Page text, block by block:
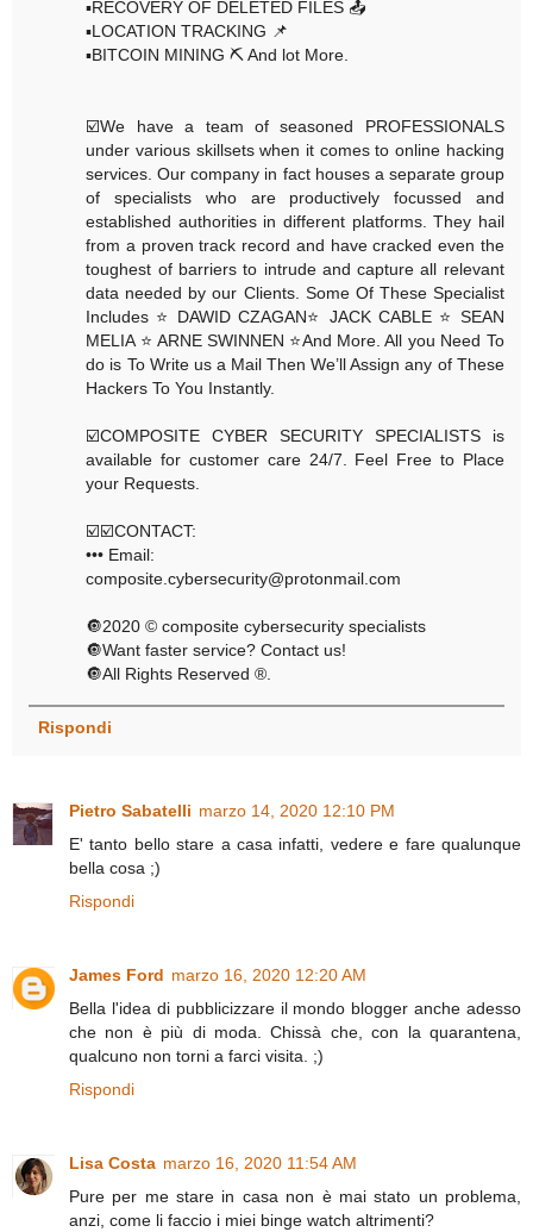
▪️RECOVERY OF DELETED FILES 📤
▪️LOCATION TRACKING 📌
▪️BITCOIN MINING ⛏ And lot More.
☑️We have a team of seasoned PROFESSIONALS
under various skillsets when it comes to online hacking
services. Our company in fact houses a separate group
of specialists who are productively focussed and
established authorities in different platforms. They hail
from a proven track record and have cracked even the
toughest of barriers to intrude and capture all relevant
data needed by our Clients. Some Of These Specialist
Includes ⭐️ DAWID CZAGAN⭐️ JACK CABLE ⭐️ SEAN
MELIA ⭐️ ARNE SWINNEN ⭐️And More. All you Need To
do is To Write us a Mail Then We’ll Assign any of These
Hackers To You Instantly.
☑️COMPOSITE CYBER SECURITY SPECIALISTS is
available for customer care 24/7. Feel Free to Place
your Requests.
☑️☑️CONTACT:
••• Email:
composite.cybersecurity@protonmail.com
🔘2020 © composite cybersecurity specialists
🔘Want faster service? Contact us!
🔘All Rights Reserved ®️.
Rispondi
Pietro Sabatelli marzo 14, 2020 12:10 PM
E' tanto bello stare a casa infatti, vedere e fare qualunque
bella cosa ;)
Rispondi
James Ford marzo 16, 2020 12:20 AM
Bella l'idea di pubblicizzare il mondo blogger anche adesso
che non è più di moda. Chissà che, con la quarantena,
qualcuno non torni a farci visita. ;)
Rispondi
Lisa Costa marzo 16, 2020 11:54 AM
Pure per me stare in casa non è mai stato un problema,
anzi, come li faccio i miei binge watch altrimenti?